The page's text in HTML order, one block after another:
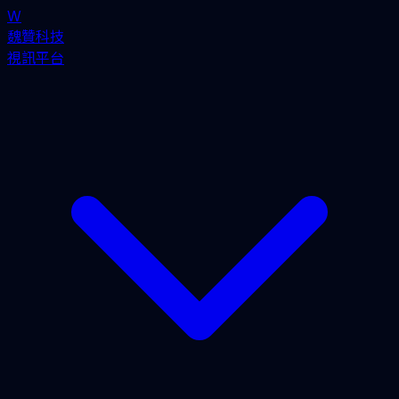
W
魏贊科技
視訊平台